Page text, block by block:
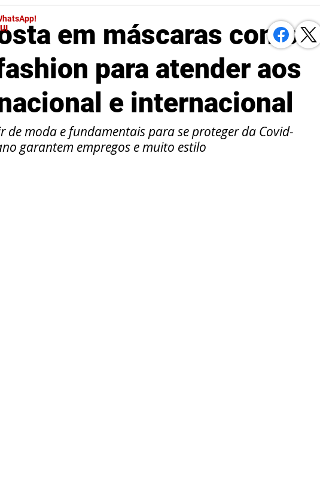
em máscaras como
para atender aos
e internacional
de moda e fundamentais para se proteger da Covid-
garantem empregos e muito estilo